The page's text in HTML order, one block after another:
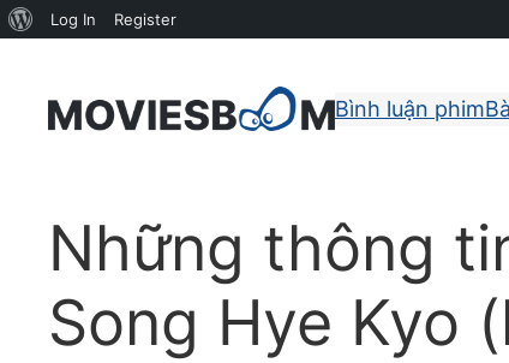
Bình luận phim
Những thông
Song Hye Kyo
About
Log In Register